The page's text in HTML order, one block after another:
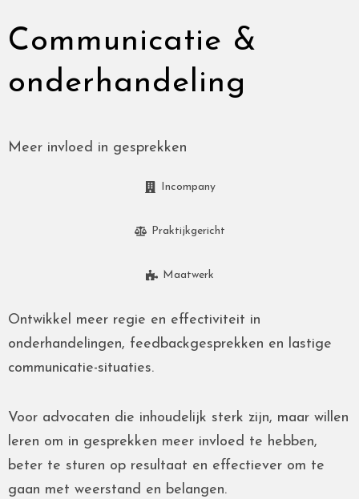
Communicatie &
onderhandeling
Meer invloed in gesprekken
Incompany
Praktijkgericht
Maatwerk
Ontwikkel meer regie en effectiviteit in
onderhandelingen, feedbackgesprekken en lastige
communicatie-situaties.
Voor advocaten die inhoudelijk sterk zijn, maar willen
leren om in gesprekken meer invloed te hebben,
beter te sturen op resultaat en effectiever om te
gaan met weerstand en belangen.